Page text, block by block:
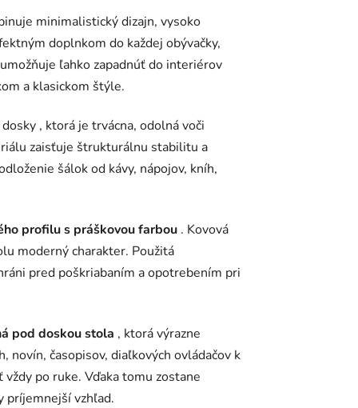
minimalistický dizajn, vysoko
doplnkom do každej obývačky,
ľahko zapadnúť do interiérov
a klasickom štýle.
, ktorá je trvácna, odolná voči
zaisťuje štrukturálnu stabilitu a
šálok od kávy, nápojov, kníh,
profilu s práškovou farbou . Kovová
moderný charakter. Použitá
pred poškriabaním a opotrebením pri
pod doskou stola , ktorá výrazne
novín, časopisov, diaľkových ovládačov k
po ruke. Vďaka tomu zostane
príjemnejší vzhľad.